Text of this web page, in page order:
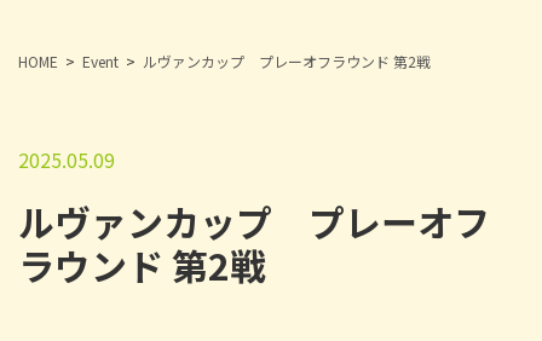
HOME Event ルヴァンカップ プレーオフラウンド 第2戦
2025.05.09
ルヴァンカップ プレーオフ
ラウンド 第2戦